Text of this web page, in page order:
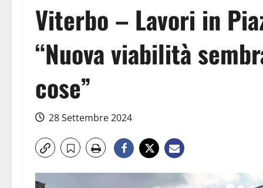
Viterbo – Lavori in
“Nuova viabilità
cose”
28 Settembre 2024